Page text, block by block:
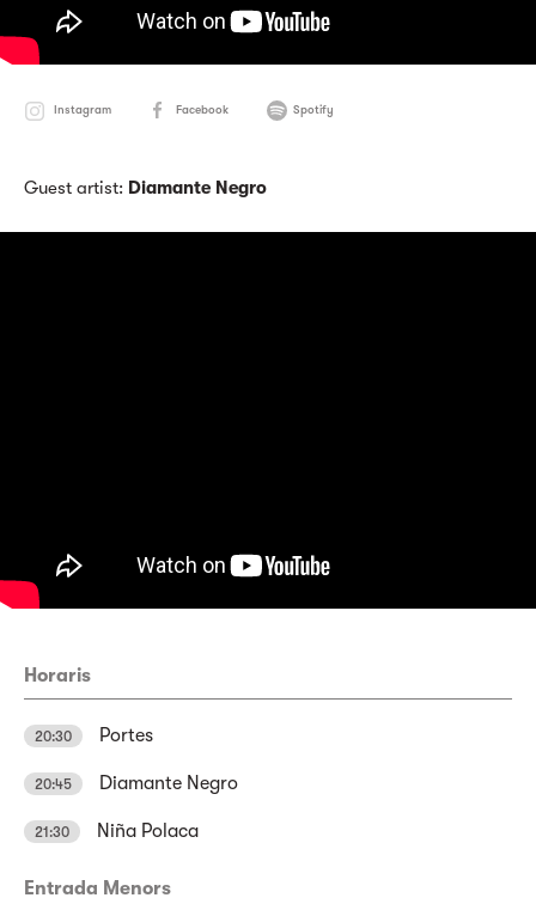
Instagram Facebook Spotify
Guest artist: Diamante Negro
Horaris
20:30 Portes
20:45 Diamante Negro
21:30 Niña Polaca
Entrada Menors